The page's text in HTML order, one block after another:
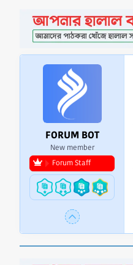
d
s
t
a
r
d
a
t
e
FORUM BOT
New member
Forum Staff